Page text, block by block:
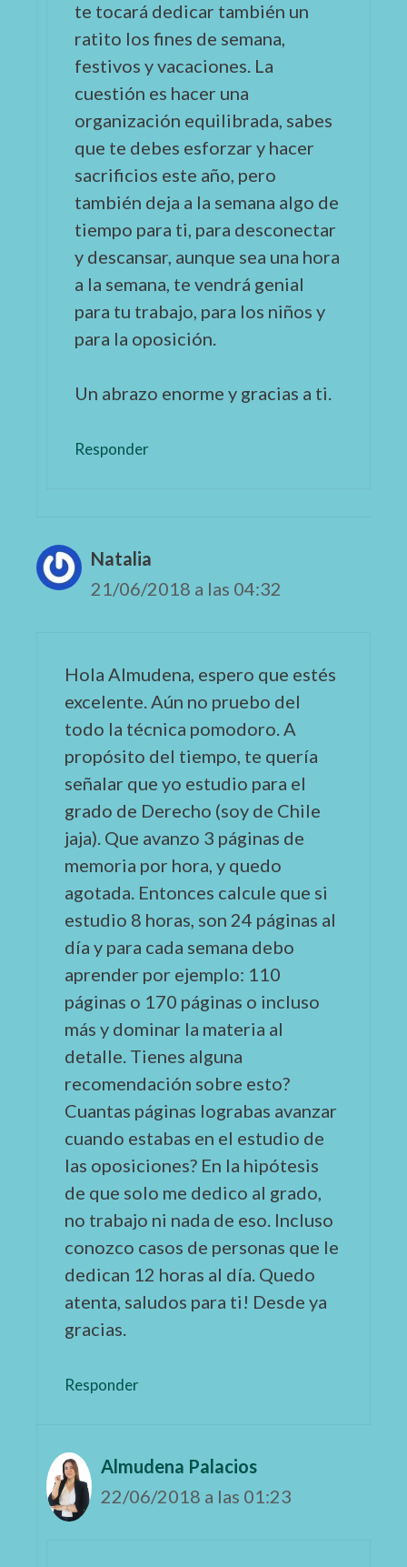
te tocará dedicar también un
ratito los fines de semana,
festivos y vacaciones. La
cuestión es hacer una
organización equilibrada, sabes
que te debes esforzar y hacer
sacrificios este año, pero
también deja a la semana algo de
tiempo para ti, para desconectar
y descansar, aunque sea una hora
a la semana, te vendrá genial
para tu trabajo, para los niños y
para la oposición.
Un abrazo enorme y gracias a ti.
Responder
Natalia
21/06/2018 a las 04:32
Hola Almudena, espero que estés
excelente. Aún no pruebo del
todo la técnica pomodoro. A
propósito del tiempo, te quería
señalar que yo estudio para el
grado de Derecho (soy de Chile
jaja). Que avanzo 3 páginas de
memoria por hora, y quedo
agotada. Entonces calcule que si
estudio 8 horas, son 24 páginas al
día y para cada semana debo
aprender por ejemplo: 110
páginas o 170 páginas o incluso
más y dominar la materia al
detalle. Tienes alguna
recomendación sobre esto?
Cuantas páginas lograbas avanzar
cuando estabas en el estudio de
las oposiciones? En la hipótesis
de que solo me dedico al grado,
no trabajo ni nada de eso. Incluso
conozco casos de personas que le
dedican 12 horas al día. Quedo
atenta, saludos para ti! Desde ya
gracias.
Responder
Almudena Palacios
22/06/2018 a las 01:23